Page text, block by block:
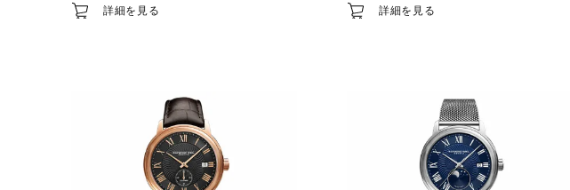
詳細を見る 詳細を見る